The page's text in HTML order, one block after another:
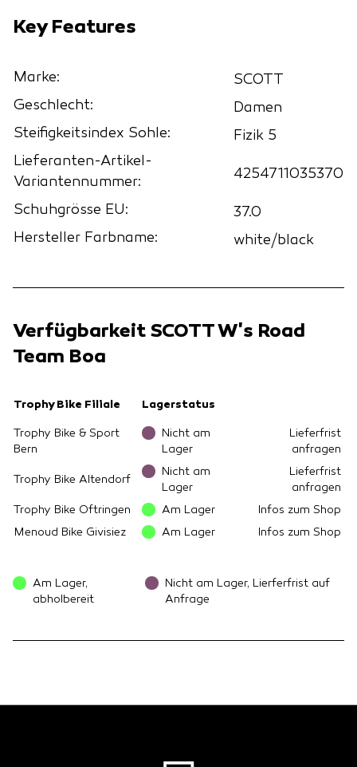
Key Features
Marke:
SCOTT
Geschlecht:
Damen
Steifigkeitsindex Sohle:
Fizik 5
Lieferanten-Artikel-
Variantennummer:
4254711035370
Schuhgrösse EU:
37.0
Hersteller Farbname:
white/black
Verfügbarkeit SCOTT W's Road
Team Boa
Trophy Bike Filiale Lagerstatus
Trophy Bike & Sport
Bern
Nicht am
Lager
Lieferfrist
anfragen
Trophy Bike Altendorf
Nicht am
Lager
Lieferfrist
anfragen
Trophy Bike Oftringen
Am Lager
Infos zum Shop
Menoud Bike Givisiez
Am Lager Infos zum Shop
Am Lager,
abholbereit
Nicht am Lager, Lierferfrist auf
Anfrage